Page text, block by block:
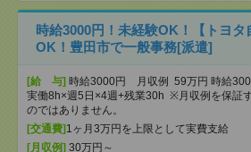
時給3000円！未経験OK！【トヨタ
OK！豊田市で一般事務[派遣]
[給 与] 時給3000円 月収例 59万円 時給
実働8h×週5日×4週+残業30h ※月収例を保証
のではありません。
[交通費] 1ヶ月3万円を上限として実費支給
[月収例] 30万円～